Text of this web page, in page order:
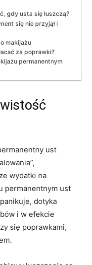
gdy usta się łuszczą?
się nie przyjął i
makijażu
za poprawki?
permanentnym
ust
wydatki na
permanentnym ust
dotyka
i w efekcie
się poprawkami,